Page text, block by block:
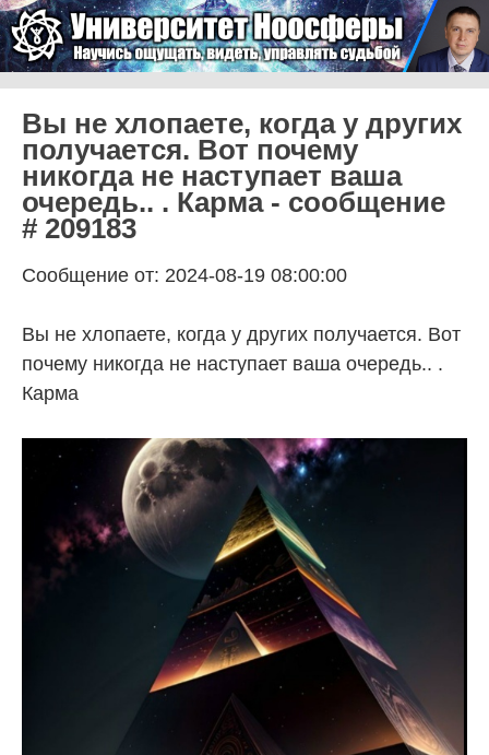
Университет Ноосферы
Вы не хлопаете, когда у других
получается. Вот почему
никогда не наступает ваша
очередь.. . Карма - сообщение
# 209183
Сообщение от: 2024-08-19 08:00:00
Вы не хлопаете, когда у других получается. Вот
почему никогда не наступает ваша очередь.. .
Карма